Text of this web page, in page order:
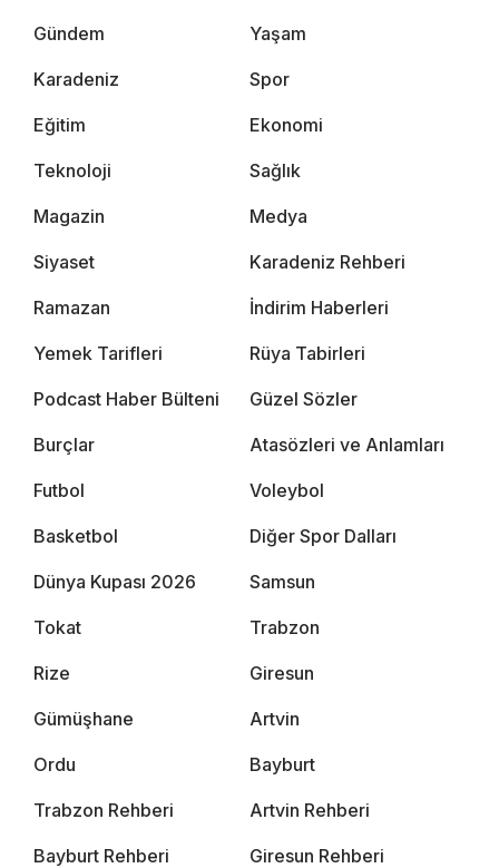
Gündem Yaşam
Karadeniz Spor
Eğitim Ekonomi
Teknoloji Sağlık
Magazin Medya
Siyaset Karadeniz Rehberi
Ramazan İndirim Haberleri
Yemek Tarifleri Rüya Tabirleri
Podcast Haber Bülteni Güzel Sözler
Burçlar Atasözleri ve Anlamları
Futbol Voleybol
Basketbol Diğer Spor Dalları
Dünya Kupası 2026 Samsun
Tokat Trabzon
Rize Giresun
Gümüşhane Artvin
Ordu Bayburt
Trabzon Rehberi Artvin Rehberi
Bayburt Rehberi Giresun Rehberi